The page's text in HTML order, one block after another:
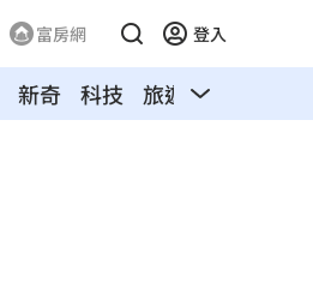
富房網 登入
新奇 科技 旅遊 汽車